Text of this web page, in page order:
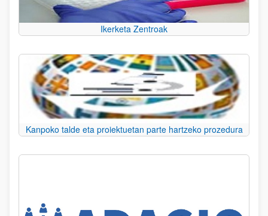
Ikerketa Zentroak
Kanpoko talde eta proiektuetan parte hartzeko prozedura